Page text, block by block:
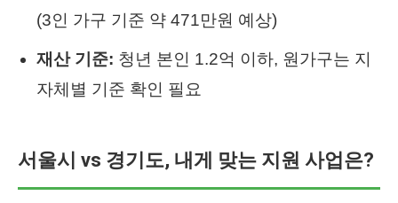
(3인 가구 기준 약 471만원 예상)
재산 기준: 청년 본인 1.2억 이하, 원가구는 지
자체별 기준 확인 필요
서울시 vs 경기도, 내게 맞는 지원 사업은?